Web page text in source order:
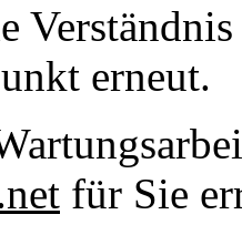
erneut.
für Sie